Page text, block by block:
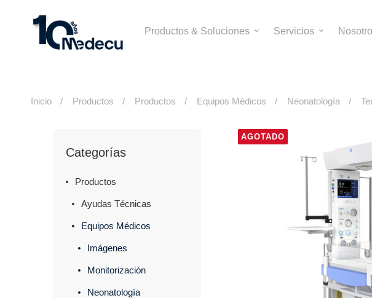
Productos & Soluciones Servicios
Inicio Productos Productos Equipos Médicos Neonatología
Categorías
Productos
Ayudas Técnicas
Equipos Médicos
Imágenes
Monitorización
Neonatología
AGOTADO